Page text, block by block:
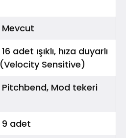
Mevcut
16 adet ışıklı, hıza duyarlı
(Velocity Sensitive)
Pitchbend, Mod tekeri
9 adet